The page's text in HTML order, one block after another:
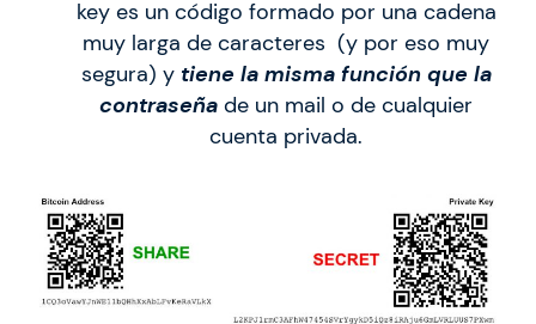
key es un código formado por una cadena
muy larga de caracteres (y por eso muy
segura) y tiene la misma función que la
contraseñade un mail o de cualquier
cuenta privada.